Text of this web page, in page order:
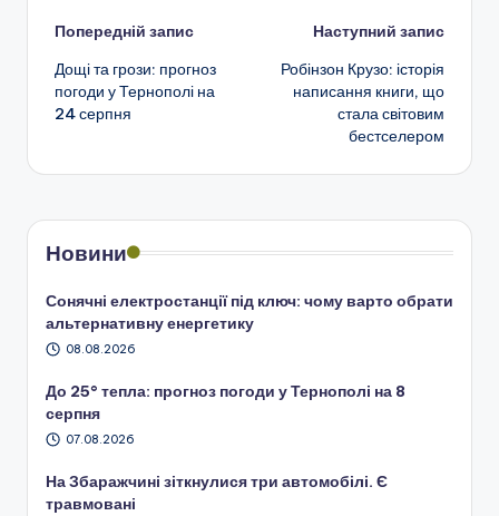
Навігація
по
запису
Попередній запис
Дощі та грози: прогноз
погоди у Тернополі на
24 серпня
Наступний запис
Робінзон Крузо: історія
написання книги, що
стала світовим
бестселером
Новини
Сонячні електростанції під ключ: чому варто обрати
альтернативну енергетику
08.08.2026
До 25° тепла: прогноз погоди у Тернополі на 8
серпня
07.08.2026
На Збаражчині зіткнулися три автомобілі. Є
травмовані